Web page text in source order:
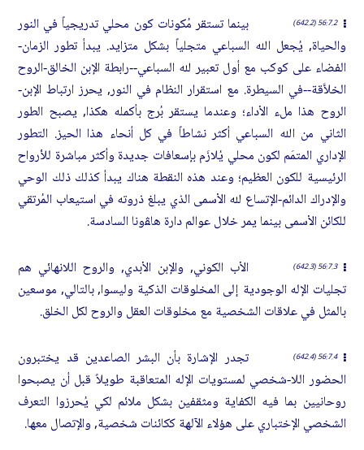
56:7.2 (642.2)
بينما تستقر مُكونات كون محلي تدريجياً في النور
والحياة, يُجعل الله السباعي متجلياً بشكل متزايد. يبدأ تطور الزمان-
الفضاء على كوكب مع أول تعبير لله السباعي--رابطة الإبن الخالق-الروح
الخلاَّقة--في السيطرة. مع استقرار النظام في النور, يحرز ارتباط الإبن-
الروح هذا ملء الأداء؛ وعندما يستقر بُرج بأكمله هكذا, يصبح الطور
الثاني من الله السباعي أكثر نشاطاً في كل أنحاء هذا الحيز. التطور
الإداري المتمَم لكون محلي يُلازَم بإسعافات جديدة وأكثر مباشرة للأرواح
الرئيسية للكون العظيم؛ وعند هذه النقطة هناك يبدأ كذلك ذلك الوحي
والإدراك الدائم-الإتساع لله الأسمى الذي يبلغ ذروته في استيعاب المُرتقي
للكائن الأسمى بينما يمر خلال عوالم دارة هاﭭونا السادسة.
56:7.3 (642.3)
الأب الكوني, والإبن الأبدي, والروح اللانهائي هم
تجليات الإله الوجودية إلى المخلوقات الذكية وليسوا, بالتالي, موسعين
بالمثل في علاقات الشخصية مع مخلوقات العقل والروح لكل الخلق.
56:7.4 (642.4)
تجدر الإشارة بأن البشر الصاعدين قد يختبرون
الحضور اللا-شخصي لمستويات الإله المتعاقبة طويلاً قبل أن يصبحوا
روحانيين بما فيه الكفاية ومثقفين بشكل ملائم لكي يُحرزوا التعرف
الشخصي الإختباري على هؤلاء الآلهة ككائنات شخصية, والإتصال معها.